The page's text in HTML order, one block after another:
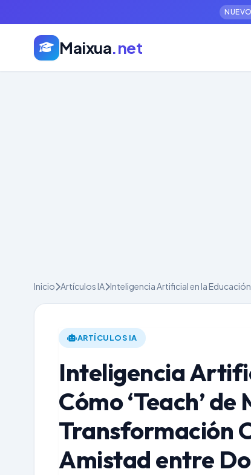
NUEVO
Maixua.net
Inicio Artículos IA Inteligencia Artificial en la
ARTÍCULOS IA
Inteligencia
Cómo ‘Teach’
Transformación
Amistad entre